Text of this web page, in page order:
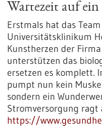
Wartezeit auf
Erstmals hat das
Universitätsklinikum
Kunstherzen der
unterstützen das
ersetzen es komplett.
pumpt nun kein
sondern ein
Stromversorgung ragt
https://